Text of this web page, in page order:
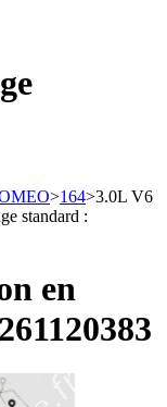
>164>3.0L V6
standard :
en